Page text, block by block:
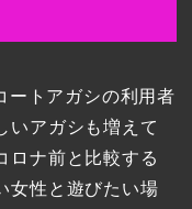
ートアガシの利用者
いアガシも増えて
ロナ前と比較する
女性と遊びたい場